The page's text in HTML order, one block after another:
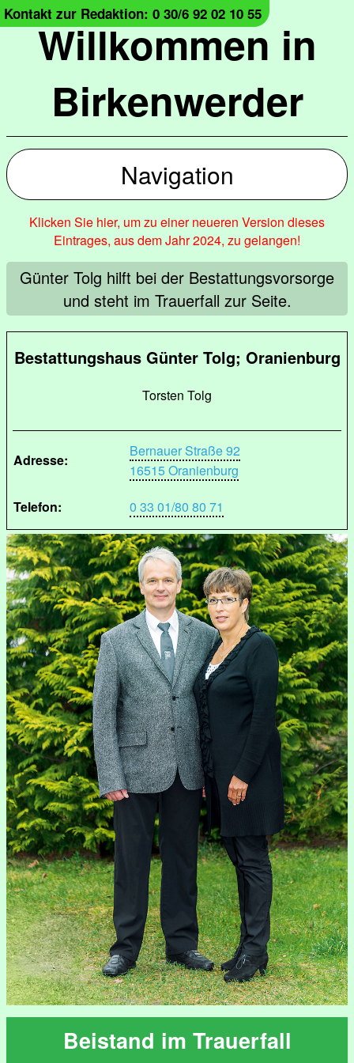
Willkommen in
Birkenwerder
Kontakt zur Redaktion: 0 30/6 92 02 10 55
Navigation
Klicken Sie hier, um zu einer neueren Version dieses
Eintrages, aus dem Jahr 2024, zu gelangen!
Günter Tolg hilft bei der Bestattungsvorsorge
und steht im Trauerfall zur Seite.
Bestattungshaus Günter Tolg; Oranienburg
Torsten Tolg
Adresse:
Bernauer Straße 92
16515 Oranienburg
Telefon:
0 33 01/80 80 71
Beistand im Trauerfall